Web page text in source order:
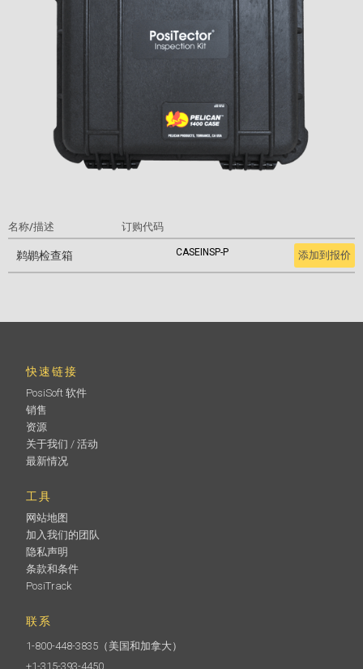
名称/描述 订购代码
鹈鹕检查箱 CASEINSP-P 添加到报价
快速链接
PosiSoft 软件
销售
资源
关于我们 / 活动
最新情况
工具
网站地图
加入我们的团队
隐私声明
条款和条件
PosiTrack
联系
1-800-448-3835 （美国和加拿大）
+1-315-393-4450